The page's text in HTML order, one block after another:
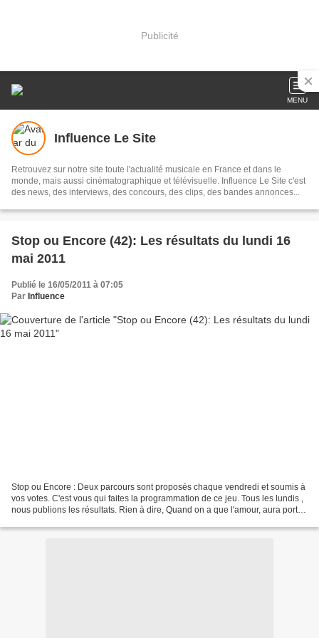
Publicité
MENU
Influence Le Site
Retrouvez sur notre site toute l'actualité musicale en France et dans le
monde, mais aussi cinématographique et télévisuelle. Influence Le Site c'est
des news, des interviews, des concours, des clips, des bandes annonces...
Stop ou Encore (42): Les résultats du lundi 16
mai 2011
Publié le 16/05/2011 à 07:05
Par Influence
Stop ou Encore : Deux parcours sont proposés chaque vendredi et soumis à
vos votes. C'est vous qui faites la programmation de ce jeu. Tous les lundis ,
nous publions les résultats. Rien à dire, Quand on a que l'amour, aura porté